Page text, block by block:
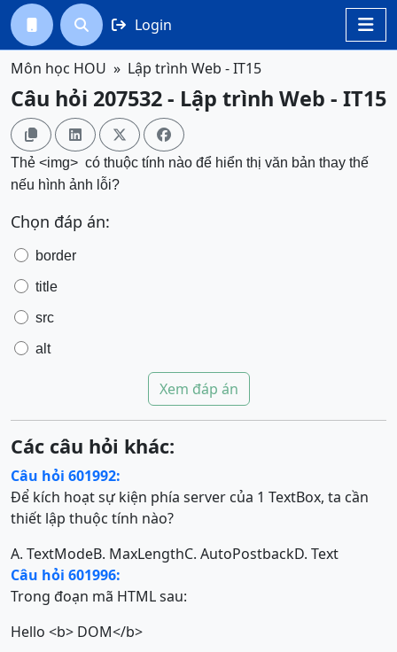

  Login
Môn học HOU Lập trình Web - IT15
Câu hỏi 207532 - Lập trình Web - IT15
   
Thẻ <img> có thuộc tính nào để hiển thị văn bản thay thế
nếu hình ảnh lỗi?
Chọn đáp án:
border
title
src
alt
Xem đáp án
Các câu hỏi khác:
Câu hỏi 601992:
Để kích hoạt sự kiện phía server của 1 TextBox, ta cần
thiết lập thuộc tính nào?
A. TextModeB. MaxLengthC. AutoPostbackD. Text
Câu hỏi 601996:
Trong đoạn mã HTML sau:
Hello <b> DOM</b>